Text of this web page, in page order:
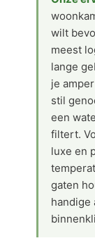
wilt
meest
lange
je
stil
een
filtert.
luxe en
gaten
handige